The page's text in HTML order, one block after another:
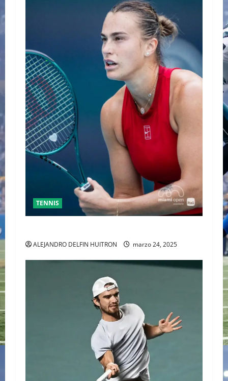
TENNIS
ALEJANDRO DELFIN HUITRON marzo 24, 2025